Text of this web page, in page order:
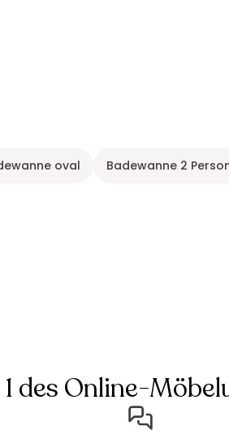
oval Badewanne 2
des Online-